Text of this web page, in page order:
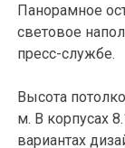
Панорамное
световое
пресс-службе.
Высота
м. В корпусах
вариантах